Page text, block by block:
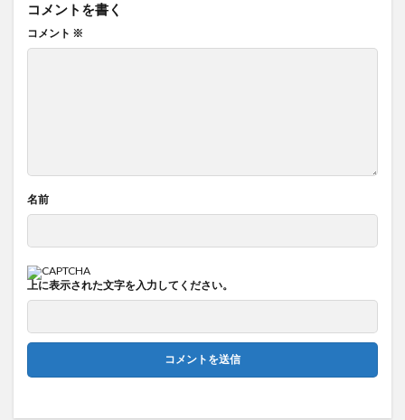
コメントを書く
コメント ※
名前
上に表示された文字を入力してください。